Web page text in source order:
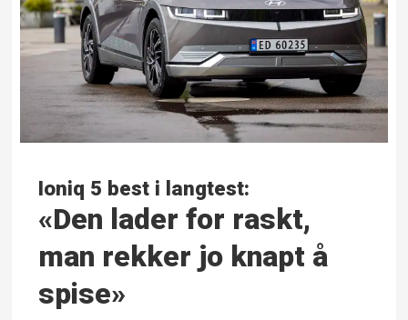
Ioniq 5 best i langtest:
«Den lader for raskt,
man rekker jo knapt å
spise»